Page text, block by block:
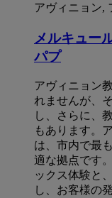
アヴィニョン,
メルキュー
パプ
アヴィニョン
れませんが、
し、さらに、
もあります。
は、市内で最
適な拠点です
ックス体験と
し、お客様の